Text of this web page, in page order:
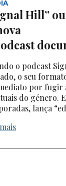
Hill”
o podcast
o seu
por fugir
do género.
lança